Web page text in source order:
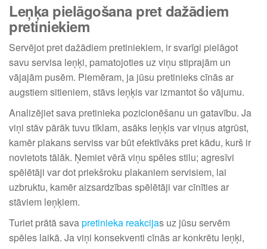
Leņķa pielāgošana pret dažādiem
pretiniekiem
Servējot pret dažādiem pretiniekiem, ir svarīgi pielāgot
savu servisa leņķi, pamatojoties uz viņu stiprajām un
vājajām pusēm. Piemēram, ja jūsu pretinieks cīnās ar
augstiem sitieniem, stāvs leņķis var izmantot šo vājumu.
Analizējiet sava pretinieka pozicionēšanu un gatavību. Ja
viņi stāv pārāk tuvu tīklam, asāks leņķis var viņus atgrūst,
kamēr plakans serviss var būt efektīvāks pret kādu, kurš ir
novietots tālāk. Ņemiet vērā viņu spēles stilu; agresīvi
spēlētāji var dot priekšroku plakaniem servisiem, lai
uzbruktu, kamēr aizsardzības spēlētāji var cīnīties ar
stāviem leņķiem.
Turiet prātā savapretinieka reakcijas uz jūsu servēm
spēles laikā. Ja viņi konsekventi cīnās ar konkrētu leņķi,